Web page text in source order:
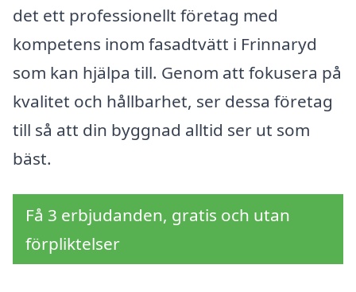
det ett professionellt företag med
kompetens inom fasadtvätt i Frinnaryd
som kan hjälpa till. Genom att fokusera på
kvalitet och hållbarhet, ser dessa företag
till så att din byggnad alltid ser ut som
bäst.
Få 3 erbjudanden, gratis och utan
förpliktelser